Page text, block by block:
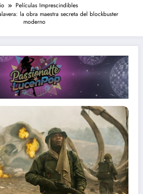
Películas Imprescindibles
la obra maestra secreta del blockbuster
moderno